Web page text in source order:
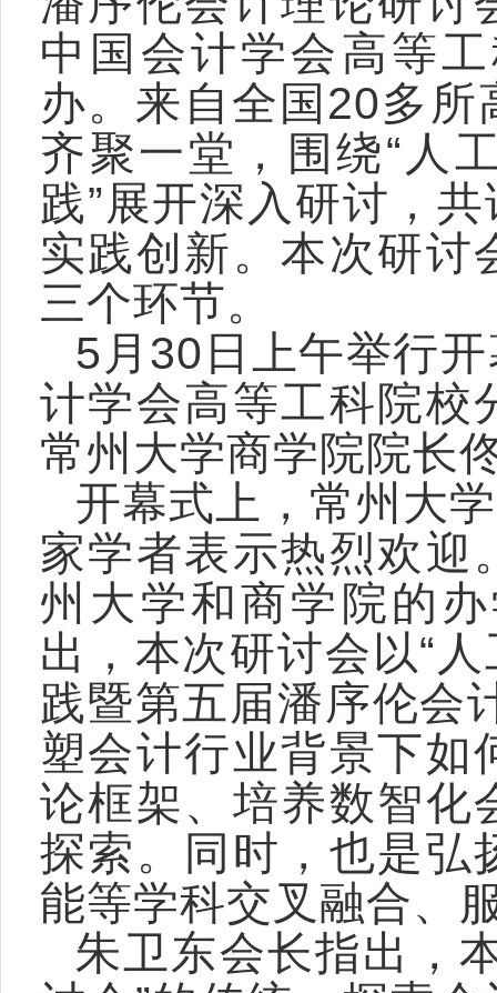
中国会计学会高等
办。来自全国20多
齐聚一堂，围绕“人
践”展开深入研讨，
实践创新。本次研讨
三个环节。
5月30日上午举行
计学会高等工科院校
常州大学商学院院长
开幕式上，常州大
家学者表示热烈欢迎
州大学和商学院的
出，本次研讨会以“
践暨第五届潘序伦会
塑会计行业背景下如
论框架、培养数智化
探索。同时，也是弘
能等学科交叉融合、
朱卫东会长指出，